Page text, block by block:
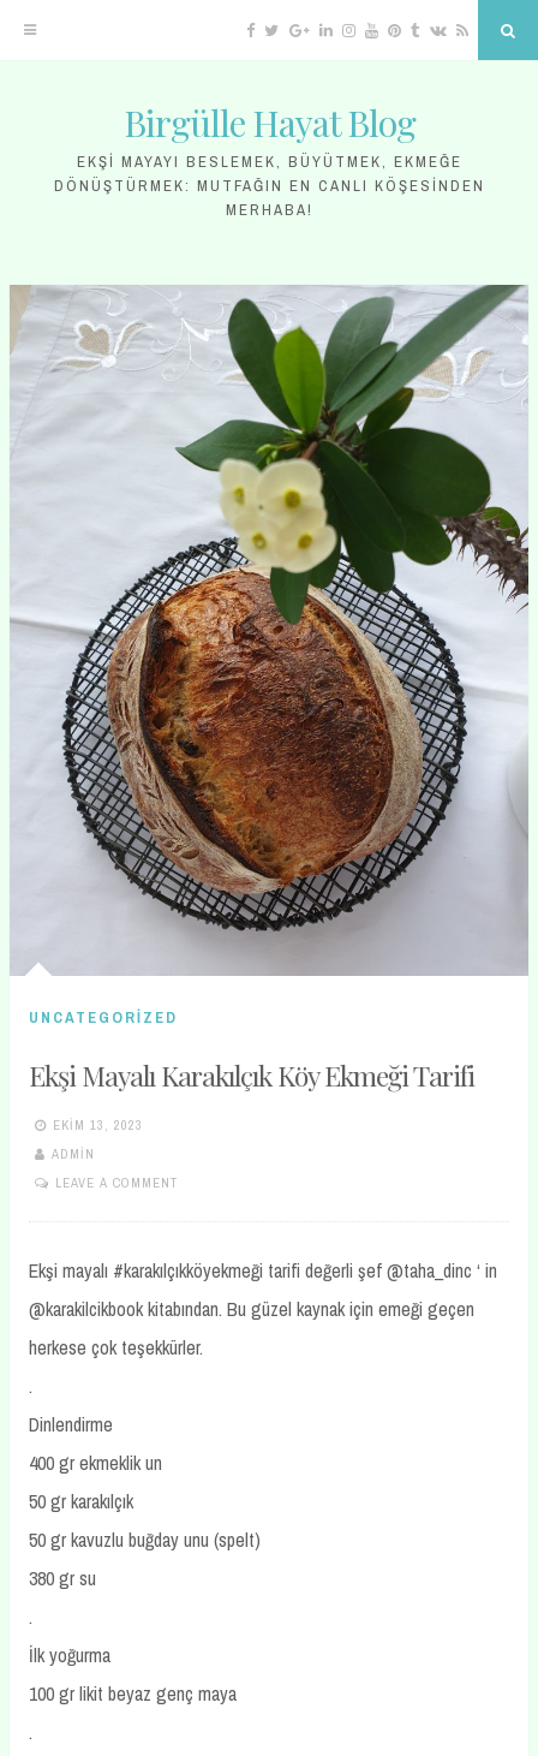
content
Facebook
TwitterGoogleLinkedin
Instagram
YouTube
Pinterest
Tumblr
VKRSS
Birgülle Hayat Blog
EKŞI MAYAYI BESLEMEK, BÜYÜTMEK, EKMEĞE
DÖNÜŞTÜRMEK: MUTFAĞIN EN CANLI KÖŞESINDEN
MERHABA!
UNCATEGORIZED
Ekşi Mayalı Karakılçık Köy Ekmeği Tarifi
EKIM 13, 2023
ADMIN
LEAVE A COMMENT
Ekşi mayalı #karakılçıkköyekmeği tarifi değerli şef @taha_dinc ‘ in
@karakilcikbook kitabından. Bu güzel kaynak için emeği geçen
herkese çok teşekkürler.
.
Dinlendirme
400 gr ekmeklik un
50 gr karakılçık
50 gr kavuzlu buğday unu (spelt)
380 gr su
.
İlk yoğurma
100 gr likit beyaz genç maya
.